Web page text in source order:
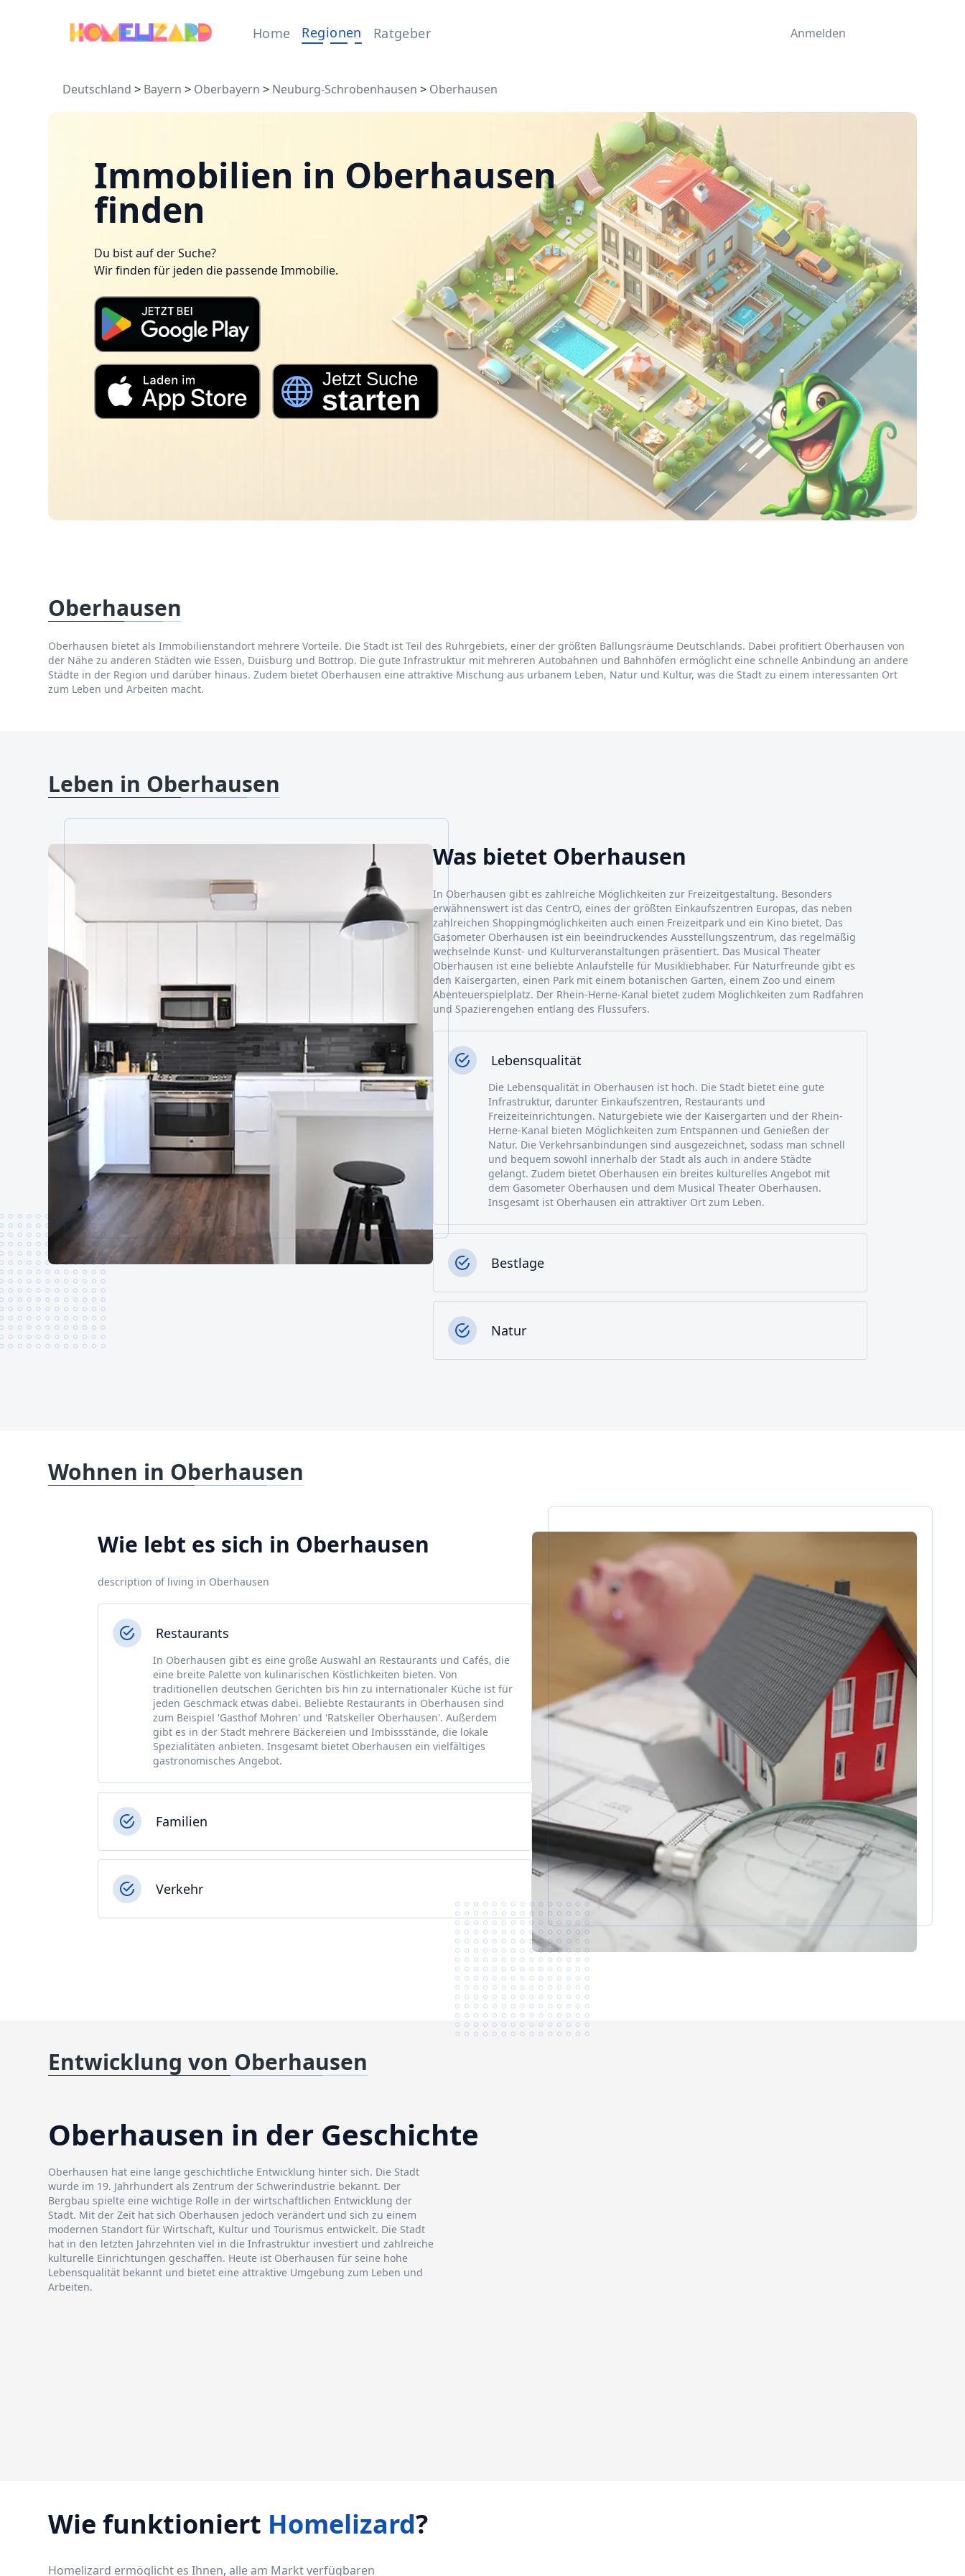
Home Regionen Ratgeber Anmelden
Deutschland > Bayern > Oberbayern > Neuburg-Schrobenhausen > Oberhausen
Immobilien in Oberhausen
finden
Du bist auf der Suche?
Wir finden für jeden die passende Immobilie.
Oberhausen
Oberhausen bietet als Immobilienstandort mehrere Vorteile. Die Stadt ist Teil des Ruhrgebiets, einer der größten Ballungsräume Deutschlands. Dabei profitiert Oberhausen von
der Nähe zu anderen Städten wie Essen, Duisburg und Bottrop. Die gute Infrastruktur mit mehreren Autobahnen und Bahnhöfen ermöglicht eine schnelle Anbindung an andere
Städte in der Region und darüber hinaus. Zudem bietet Oberhausen eine attraktive Mischung aus urbanem Leben, Natur und Kultur, was die Stadt zu einem interessanten Ort
zum Leben und Arbeiten macht.
Leben in Oberhausen
Was bietet Oberhausen
In Oberhausen gibt es zahlreiche Möglichkeiten zur Freizeitgestaltung. Besonders
erwähnenswert ist das CentrO, eines der größten Einkaufszentren Europas, das neben
zahlreichen Shoppingmöglichkeiten auch einen Freizeitpark und ein Kino bietet. Das
Gasometer Oberhausen ist ein beeindruckendes Ausstellungszentrum, das regelmäßig
wechselnde Kunst- und Kulturveranstaltungen präsentiert. Das Musical Theater
Oberhausen ist eine beliebte Anlaufstelle für Musikliebhaber. Für Naturfreunde gibt es
den Kaisergarten, einen Park mit einem botanischen Garten, einem Zoo und einem
Abenteuerspielplatz. Der Rhein-Herne-Kanal bietet zudem Möglichkeiten zum Radfahren
und Spazierengehen entlang des Flussufers.
Lebensqualität
Die Lebensqualität in Oberhausen ist hoch. Die Stadt bietet eine gute
Infrastruktur, darunter Einkaufszentren, Restaurants und
Freizeiteinrichtungen. Naturgebiete wie der Kaisergarten und der Rhein-
Herne-Kanal bieten Möglichkeiten zum Entspannen und Genießen der
Natur. Die Verkehrsanbindungen sind ausgezeichnet, sodass man schnell
und bequem sowohl innerhalb der Stadt als auch in andere Städte
gelangt. Zudem bietet Oberhausen ein breites kulturelles Angebot mit
dem Gasometer Oberhausen und dem Musical Theater Oberhausen.
Insgesamt ist Oberhausen ein attraktiver Ort zum Leben.
Bestlage
Natur
Wohnen in Oberhausen
Wie lebt es sich in Oberhausen
description of living in Oberhausen
Restaurants
In Oberhausen gibt es eine große Auswahl an Restaurants und Cafés, die
eine breite Palette von kulinarischen Köstlichkeiten bieten. Von
traditionellen deutschen Gerichten bis hin zu internationaler Küche ist für
jeden Geschmack etwas dabei. Beliebte Restaurants in Oberhausen sind
zum Beispiel 'Gasthof Mohren' und 'Ratskeller Oberhausen'. Außerdem
gibt es in der Stadt mehrere Bäckereien und Imbissstände, die lokale
Spezialitäten anbieten. Insgesamt bietet Oberhausen ein vielfältiges
gastronomisches Angebot.
Familien
Verkehr
Entwicklung von Oberhausen
Oberhausen in der Geschichte
Oberhausen hat eine lange geschichtliche Entwicklung hinter sich. Die Stadt
wurde im 19. Jahrhundert als Zentrum der Schwerindustrie bekannt. Der
Bergbau spielte eine wichtige Rolle in der wirtschaftlichen Entwicklung der
Stadt. Mit der Zeit hat sich Oberhausen jedoch verändert und sich zu einem
modernen Standort für Wirtschaft, Kultur und Tourismus entwickelt. Die Stadt
hat in den letzten Jahrzehnten viel in die Infrastruktur investiert und zahlreiche
kulturelle Einrichtungen geschaffen. Heute ist Oberhausen für seine hohe
Lebensqualität bekannt und bietet eine attraktive Umgebung zum Leben und
Arbeiten.
Wie funktioniert Homelizard?
Homelizard ermöglicht es Ihnen, alle am Markt verfügbaren